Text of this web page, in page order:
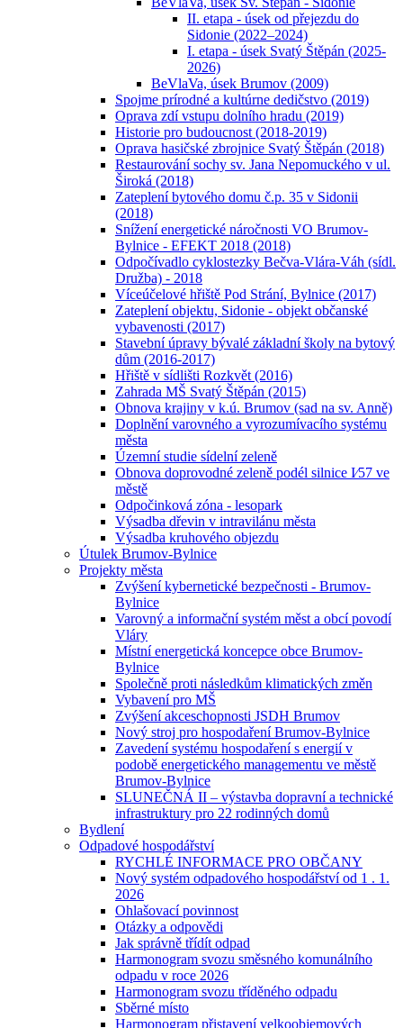
II. etapa - úsek od přejezdu do
Sidonie (2022–2024)
I. etapa - úsek Svatý Štěpán (2025-
2026)
BeVlaVa, úsek Brumov (2009)
Spojme prírodné a kultúrne dedičstvo (2019)
Oprava zdí vstupu dolního hradu (2019)
Historie pro budoucnost (2018-2019)
Oprava hasičské zbrojnice Svatý Štěpán (2018)
Restaurování sochy sv. Jana Nepomuckého v ul.
Široká (2018)
Zateplení bytového domu č.p. 35 v Sidonii
(2018)
Snížení energetické náročnosti VO Brumov-
Bylnice - EFEKT 2018 (2018)
Odpočívadlo cyklostezky Bečva-Vlára-Váh (sídl.
Družba) - 2018
Víceúčelové hřiště Pod Strání, Bylnice (2017)
Zateplení objektu, Sidonie - objekt občanské
vybavenosti (2017)
Stavební úpravy bývalé základní školy na bytový
dům (2016-2017)
Hřiště v sídlišti Rozkvět (2016)
Zahrada MŠ Svatý Štěpán (2015)
Obnova krajiny v k.ú. Brumov (sad na sv. Anně)
Doplnění varovného a vyrozumívacího systému
města
Územní studie sídelní zeleně
Obnova doprovodné zeleně podél silnice I⁄57 ve
městě
Odpočinková zóna - lesopark
Výsadba dřevin v intravilánu města
Výsadba kruhového objezdu
Útulek Brumov-Bylnice
Projekty města
Zvýšení kybernetické bezpečnosti - Brumov-
Bylnice
Varovný a informační systém měst a obcí povodí
Vláry
Místní energetická koncepce obce Brumov-
Bylnice
Společně proti následkům klimatických změn
Vybavení pro MŠ
Zvýšení akceschopnosti JSDH Brumov
Nový stroj pro hospodaření Brumov-Bylnice
Zavedení systému hospodaření s energií v
podobě energetického managementu ve městě
Brumov-Bylnice
SLUNEČNÁ II – výstavba dopravní a technické
infrastruktury pro 22 rodinných domů
Bydlení
Odpadové hospodářství
RYCHLÉ INFORMACE PRO OBČANY
Nový systém odpadového hospodářství od 1 . 1.
2026
Ohlašovací povinnost
Otázky a odpovědi
Jak správně třídít odpad
Harmonogram svozu směsného komunálního
odpadu v roce 2026
Harmonogram svozu tříděného odpadu
Sběrné místo
Harmonogram přistavení velkoobjemových